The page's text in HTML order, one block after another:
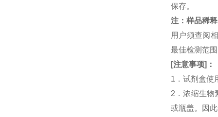
保存。
注：样品稀
用户须查阅
最佳检测范
[注意事项] ：
1．试剂盒使
2．浓缩生物
或瓶盖。因